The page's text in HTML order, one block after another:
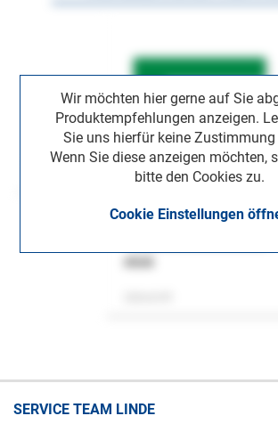
Wir möchten hier gerne auf Sie
Produktempfehlungen anzeigen.
Sie uns hierfür keine Zustimmung
Wenn Sie diese anzeigen möchten,
bitte den Cookies zu.
Cookie Einstellungen
SERVICE TEAM LINDE